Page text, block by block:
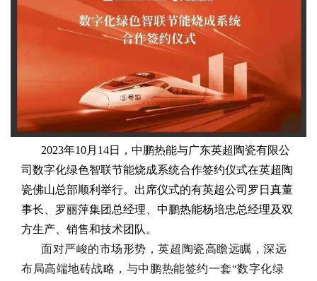
2023年10月14日， 中鹏热能与广东英超陶瓷有限公
司数字化绿色智联节能烧成系统合作签约仪式在英超陶
瓷佛山总部顺利举行。 出席仪式的有英超公司罗日真董
事长、罗丽萍集团总经理、中鹏热能杨培忠总经理及双
方生产、销售和技术团队。
面对严峻的市场形势，英超陶瓷高瞻远瞩，深远
布局高端地砖战略，与中鹏热能签约一套“数字化绿